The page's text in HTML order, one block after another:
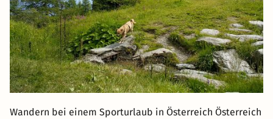
Wandern bei einem Sporturlaub in Österreich Österreich